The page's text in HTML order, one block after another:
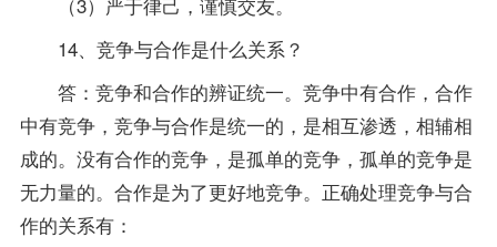
14、竞争与合作是什么关系？
答：竞争和合作的辨证统一。竞争中有合作，合作
中有竞争，竞争与合作是统一的，是相互渗透，相辅相
成的。没有合作的竞争，是孤单的竞争，孤单的竞争是
无力量的。合作是为了更好地竞争。正确处理竞争与合
作的关系有：